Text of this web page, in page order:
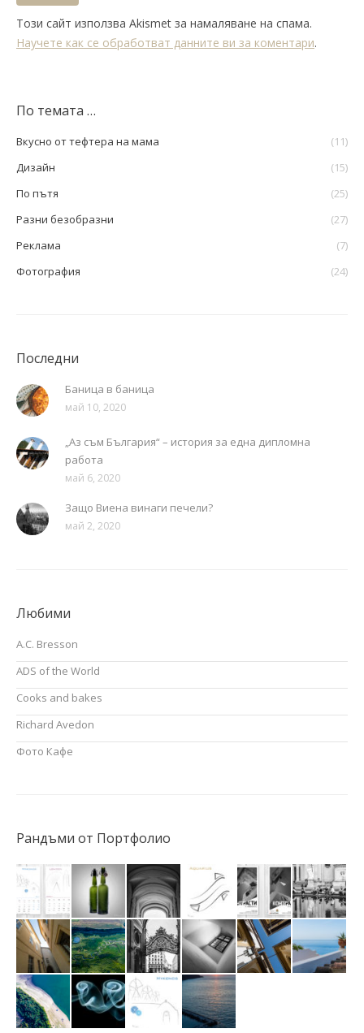
Този сайт използва Akismet за намаляване на спама.
Научете как се обработват данните ви за коментари.
По темата …
Вкусно от тефтера на мама
(11)
Дизайн
(15)
По пътя
(25)
Разни безобразни
(27)
Реклама
(7)
Фотография
(24)
Последни
Баница в баница
май 10, 2020
„Аз съм България“ – история за една дипломна
работа
май 6, 2020
Защо Виена винаги печели?
май 2, 2020
Любими
A.C. Bresson
ADS of the World
Cooks and bakes
Richard Avedon
Фото Кафе
Рандъми от Портфолио